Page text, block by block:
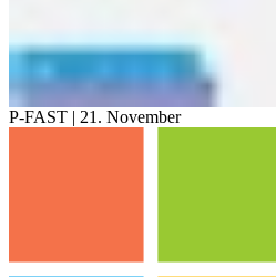
P-FAST | 21. November